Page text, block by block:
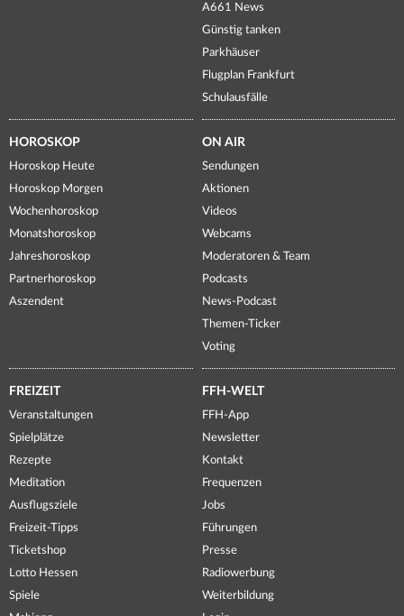
A661 News
Günstig tanken
Parkhäuser
Flugplan Frankfurt
Schulausfälle
HOROSKOP
Horoskop Heute
Horoskop Morgen
Wochenhoroskop
Monatshoroskop
Jahreshoroskop
Partnerhoroskop
Aszendent
ON AIR
Sendungen
Aktionen
Videos
Webcams
Moderatoren & Team
Podcasts
News-Podcast
Themen-Ticker
Voting
FREIZEIT
Veranstaltungen
Spielplätze
Rezepte
Meditation
Ausflugsziele
Freizeit-Tipps
Ticketshop
Lotto Hessen
Spiele
FFH-WELT
FFH-App
Newsletter
Kontakt
Frequenzen
Jobs
Führungen
Presse
Radiowerbung
Weiterbildung